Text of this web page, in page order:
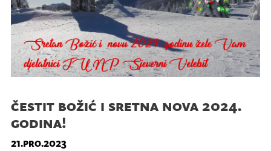
čestit božić i sretna nova 2024.
godina!
21.pro.2023